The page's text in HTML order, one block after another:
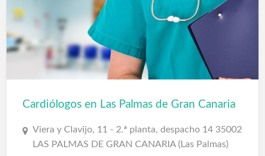
Oftalmología Otorrinolaringología
Pediatría Psicología Rehabilitación
Reumatología Terapias Médicas
Traumatología y cirugía ortopédica
Cardiólogos en Las Palmas de Gran Canaria
Viera y Clavijo, 11 - 2.ª planta, despacho 14 35002
LAS PALMAS DE GRAN CANARIA (Las Palmas)